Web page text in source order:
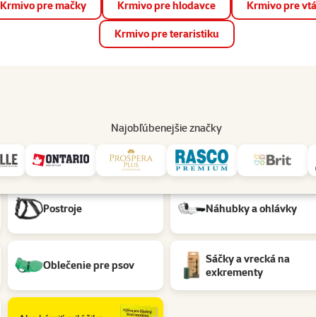
📱 Stiahnite si novú aplikáciu Super zoo.Viac informácií
Krmivo pre mačky Krmivo pre hlodavce Krmivo pre
Krmivo pre teraristiku
Najobľúbenejšie značky
Predajne Služby
Postroje Náhubky a ohlávky
Oblečenie pre psov
Sáčky a vrecká na
exkrementy